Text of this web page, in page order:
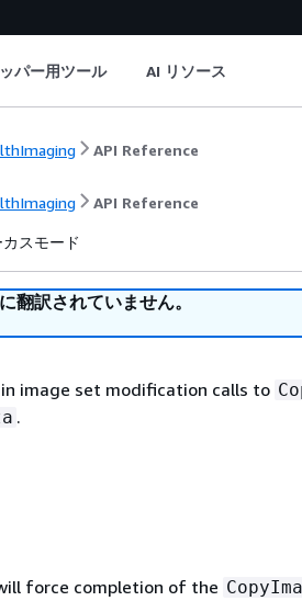
パー用ツール AI リソース
API Reference
API Reference
スモード
翻訳されていません。
image set modification calls to
.
force completion of the